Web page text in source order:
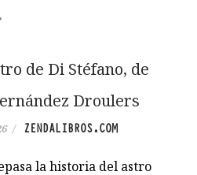
de Di Stéfano, de
Droulers
/ ZENDALIBROS.COM
la historia del astro